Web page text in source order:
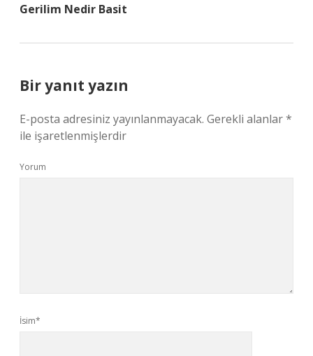
Gerilim Nedir Basit
Bir yanıt yazın
E-posta adresiniz yayınlanmayacak. Gerekli alanlar*
ile işaretlenmişlerdir
Yorum
İsim*